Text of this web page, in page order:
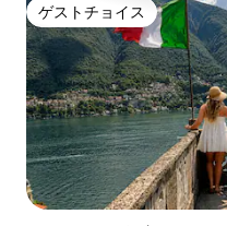
ゲストチョイス
ゲストチョイス